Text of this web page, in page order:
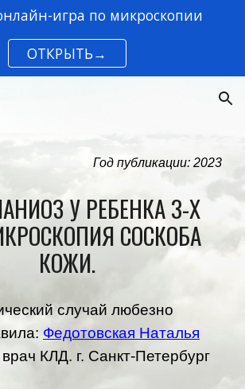
игра по микроскопии
ОТКРЫТЬ→
Год публикации: 2023
У РЕБЕНКА 3-Х
СОСКОБА
КОЖИ.
случай любезно
Федотовская Наталья
врач КЛД. г. Санкт-Петербург